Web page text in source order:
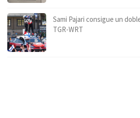
Sami Pajari consigue un
TGR-WRT